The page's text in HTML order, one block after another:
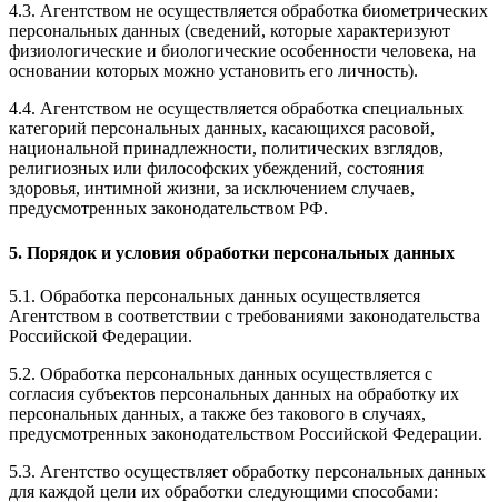
4.3. Агентством не осуществляется обработка биометрических
персональных данных (сведений, которые характеризуют
физиологические и биологические особенности человека, на
основании которых можно установить его личность).
4.4. Агентством не осуществляется обработка специальных
категорий персональных данных, касающихся расовой,
национальной принадлежности, политических взглядов,
религиозных или философских убеждений, состояния
здоровья, интимной жизни, за исключением случаев,
предусмотренных законодательством РФ.
5. Порядок и условия обработки персональных данных
5.1. Обработка персональных данных осуществляется
Агентством в соответствии с требованиями законодательства
Российской Федерации.
5.2. Обработка персональных данных осуществляется с
согласия субъектов персональных данных на обработку их
персональных данных, а также без такового в случаях,
предусмотренных законодательством Российской Федерации.
5.3. Агентство осуществляет обработку персональных данных
для каждой цели их обработки следующими способами: